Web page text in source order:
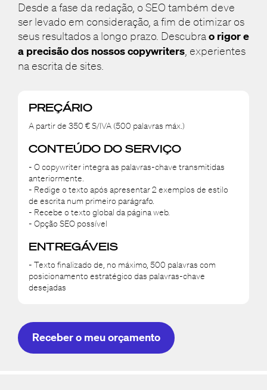
Desde a fase da redação, o SEO também deve
ser levado em consideração, a fim de otimizar os
seus resultados a longo prazo. Descubrao rigor e
a precisão dos nossos copywriters, experientes
na escrita de sites.
PREÇÁRIO
A partir de 350 € S/IVA (500 palavras máx.)
CONTEÚDO DO SERVIÇO
- O copywriter integra as palavras-chave transmitidas
anteriormente.
- Redige o texto após apresentar 2 exemplos de estilo
de escrita num primeiro parágrafo.
- Recebe o texto global da página web.
- Opção SEO possível
ENTREGÁVEIS
- Texto finalizado de, no máximo, 500 palavras com
posicionamento estratégico das palavras-chave
desejadas
Receber o meu orçamento